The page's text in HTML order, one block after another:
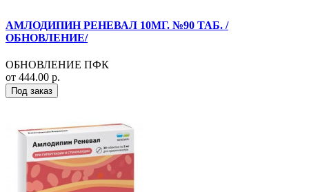
АМЛОДИПИН РЕНЕВАЛ 10МГ. №90 ТАБ. /
ОБНОВЛЕНИЕ/
ОБНОВЛЕНИЕ ПФК
от 444.00 р.
Под заказ